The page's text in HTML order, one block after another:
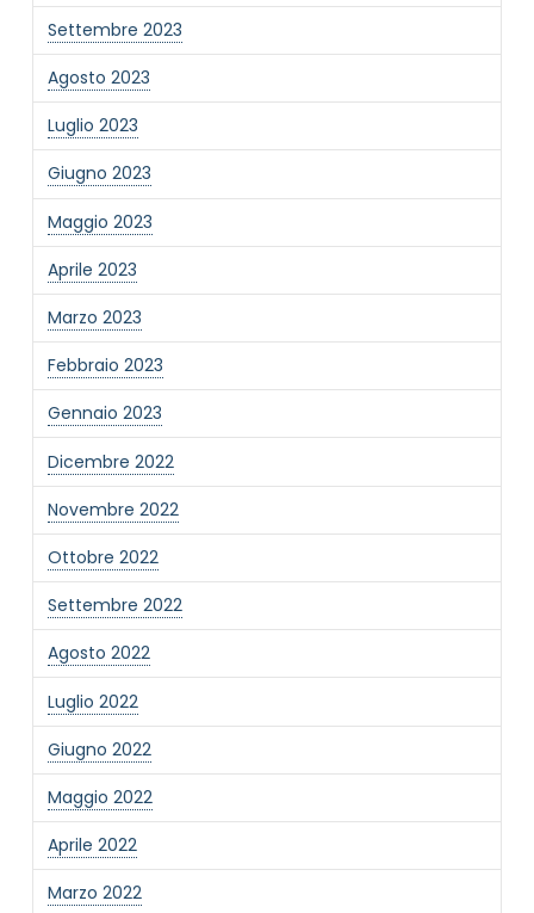
Settembre 2023
Agosto 2023
Luglio 2023
Giugno 2023
Maggio 2023
Aprile 2023
Marzo 2023
Febbraio 2023
Gennaio 2023
Dicembre 2022
Novembre 2022
Ottobre 2022
Settembre 2022
Agosto 2022
Luglio 2022
Giugno 2022
Maggio 2022
Aprile 2022
Marzo 2022